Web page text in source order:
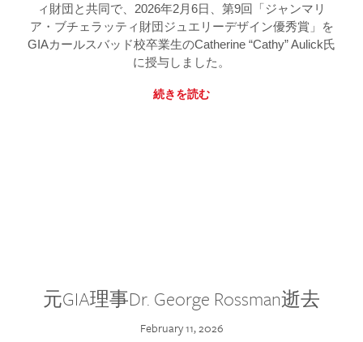
ィ財団と共同で、2026年2月6日、第9回「ジャンマリ
ア・ブチェラッティ財団ジュエリーデザイン優秀賞」を
GIAカールスバッド校卒業生のCatherine “Cathy” Aulick氏
に授与しました。
続きを読む
元GIA理事Dr. George Rossman逝去
February 11, 2026